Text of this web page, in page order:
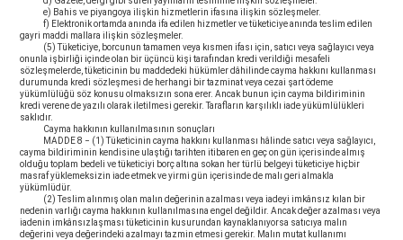
e) Bahis ve piyangoya ilişkin hizmetlerin ifasına ilişkin sözleşmeler.
f) Elektronik ortamda anında ifa edilen hizmetler ve tüketiciye anında teslim edilen
gayri maddi mallara ilişkin sözleşmeler.
(5) Tüketiciye, borcunun tamamen veya kısmen ifası için, satıcı veya sağlayıcı veya
onunla işbirliği içinde olan bir üçüncü kişi tarafından kredi verildiği mesafeli
sözleşmelerde, tüketicinin bu maddedeki hükümler dâhilinde cayma hakkını kullanması
durumunda kredi sözleşmesi de herhangi bir tazminat veya cezai şart ödeme
yükümlülüğü söz konusu olmaksızın sona erer. Ancak bunun için cayma bildiriminin
kredi verene de yazılı olarak iletilmesi gerekir. Tarafların karşılıklı iade yükümlülükleri
saklıdır.
Cayma hakkının kullanılmasının sonuçları
MADDE 8 − (1) Tüketicinin cayma hakkını kullanması hâlinde satıcı veya sağlayıcı,
cayma bildiriminin kendisine ulaştığı tarihten itibaren en geç on gün içerisinde almış
olduğu toplam bedeli ve tüketiciyi borç altına sokan her türlü belgeyi tüketiciye hiçbir
masraf yüklemeksizin iade etmek ve yirmi gün içerisinde de malı geri almakla
yükümlüdür.
(2) Teslim alınmış olan malın değerinin azalması veya iadeyi imkânsız kılan bir
nedenin varlığı cayma hakkının kullanılmasına engel değildir. Ancak değer azalması veya
iadenin imkânsızlaşması tüketicinin kusurundan kaynaklanıyorsa satıcıya malın
değerini veya değerindeki azalmayı tazmin etmesi gerekir. Malın mutat kullanımı